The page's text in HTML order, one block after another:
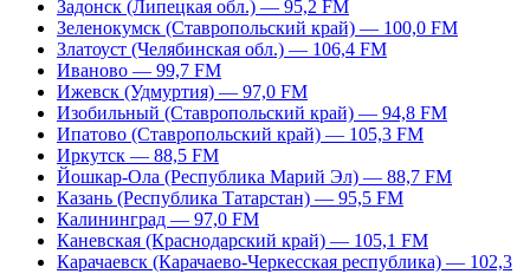
Задонск (Липецкая обл.) — 95,2 FM
Зеленокумск (Ставропольский край) — 100,0 FM
Златоуст (Челябинская обл.) — 106,4 FM
Иваново — 99,7 FM
Ижевск (Удмуртия) — 97,0 FM
Изобильный (Ставропольский край) — 94,8 FM
Ипатово (Ставропольский край) — 105,3 FM
Иркутск — 88,5 FM
Йошкар-Ола (Республика Марий Эл) — 88,7 FM
Казань (Республика Татарстан) — 95,5 FM
Калининград — 97,0 FM
Каневская (Краснодарский край) — 105,1 FM
Карачаевск (Карачаево-Черкесская республика) — 102,3